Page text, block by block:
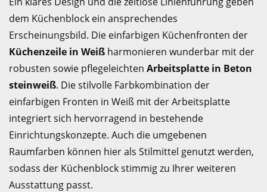
dem Küchenblock ein ansprechendes
Erscheinungsbild. Die einfarbigen Küchenfronten der
Küchenzeile in Weiß harmonieren wunderbar mit der
robusten sowie pflegeleichten Arbeitsplatte in Beton
steinweiß. Die stilvolle Farbkombination der
einfarbigen Fronten in Weiß mit der Arbeitsplatte
integriert sich hervorragend in bestehende
Einrichtungskonzepte. Auch die umgebenen
Raumfarben können hier als Stilmittel genutzt werden,
sodass der Küchenblock stimmig zu Ihrer weiteren
Ausstattung passt.